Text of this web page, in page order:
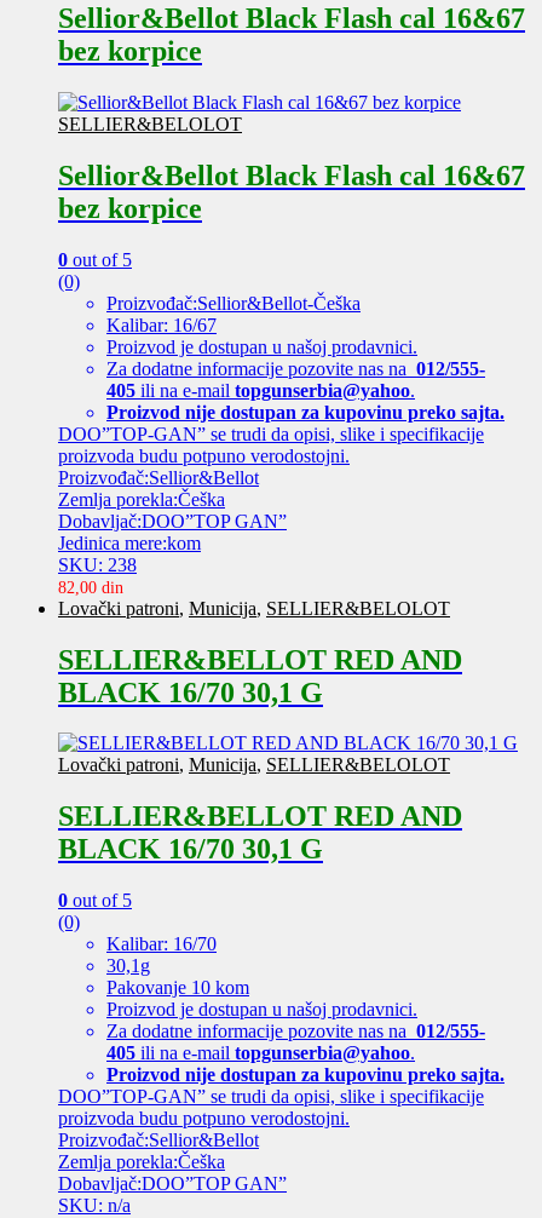
Sellior&Bellot Black Flash cal 16&67
bez korpice
SELLIER&BELOLOT
Sellior&Bellot Black Flash cal 16&67
bez korpice
0 out of 5
(0)
Proizvođač:Sellior&Bellot-Češka
Kalibar: 16/67
Proizvod je dostupan u našoj prodavnici.
Za dodatne informacije pozovite nas na 012/555-
405 ili na e-mail topgunserbia@yahoo.
Proizvod nije dostupan za kupovinu preko sajta.
DOO”TOP-GAN” se trudi da opisi, slike i specifikacije
proizvoda budu potpuno verodostojni.
Proizvođač:Sellior&Bellot
Zemlja porekla:Češka
Dobavljač:DOO”TOP GAN”
Jedinica mere:kom
SKU: 238
82,00 din
Lovački patroni, Municija, SELLIER&BELOLOT
SELLIER&BELLOT RED AND
BLACK 16/70 30,1 G
Lovački patroni, Municija, SELLIER&BELOLOT
SELLIER&BELLOT RED AND
BLACK 16/70 30,1 G
0 out of 5
(0)
Kalibar: 16/70
30,1g
Pakovanje 10 kom
Proizvod je dostupan u našoj prodavnici.
Za dodatne informacije pozovite nas na 012/555-
405 ili na e-mail topgunserbia@yahoo.
Proizvod nije dostupan za kupovinu preko sajta.
DOO”TOP-GAN” se trudi da opisi, slike i specifikacije
proizvoda budu potpuno verodostojni.
Proizvođač:Sellior&Bellot
Zemlja porekla:Češka
Dobavljač:DOO”TOP GAN”
SKU: n/a